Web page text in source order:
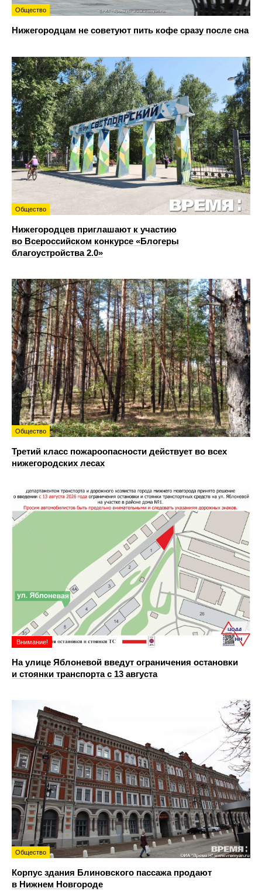
Общество
Нижегородцам не советуют пить кофе сразу после сна
Общество
Нижегородцев приглашают к участию
во Всероссийском конкурсе «Блогеры
благоустройства 2.0»
Общество
Третий класс пожароопасности действует во всех
нижегородских лесах
Внимание!
На улице Яблоневой введут ограничения остановки
и стоянки транспорта с 13 августа
Общество
Корпус здания Блиновского пассажа продают
в Нижнем Новгороде